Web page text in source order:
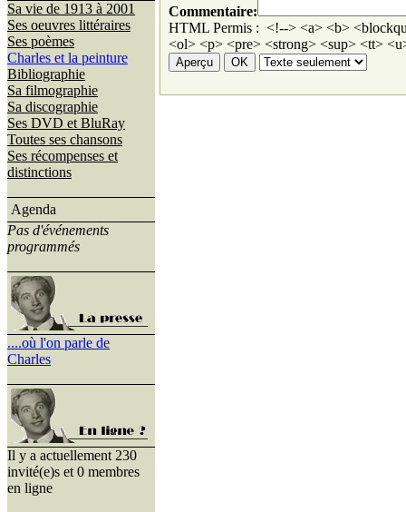
Sa vie de 1913 à 2001
Ses oeuvres littéraires
Ses poèmes
Charles et la peinture
Bibliographie
Sa filmographie
Sa discographie
Ses DVD et BluRay
Toutes ses chansons
Ses récompenses et
distinctions
Agenda
Pas d'événements
programmés
....où l'on parle de
Charles
Il y a actuellement 230
invité(e)s et 0 membres
en ligne
Commentaire:
HTML Permis : <!--> <a> <b>
<ol> <p> <pre> <strong> <sup> <tt>